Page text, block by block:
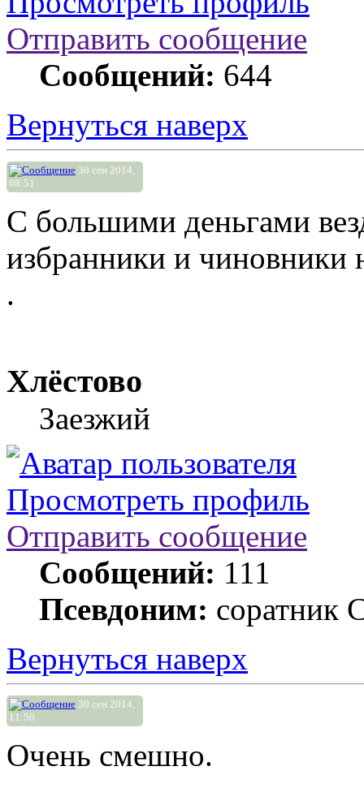
Отправить сообщение
Сообщений: 644
Вернуться наверх
30 сен 2014,
08:51
С большими деньгами
избранники и чиновники
.
Хлёстово
Заезжий
Просмотреть профиль
Отправить сообщение
Сообщений: 111
Псевдоним: соратник
Вернуться наверх
30 сен 2014,
11:50
Очень смешно.